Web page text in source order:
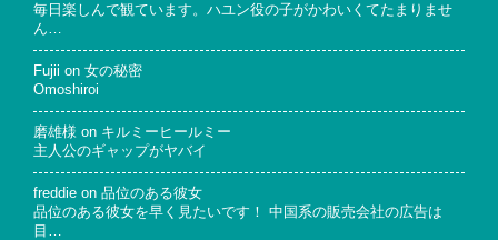
毎日楽しんで観ています。ハユン役の子がかわいくてたまりませ
ん…
Fujii on 女の秘密
Omoshiroi
磨雄様 on キルミーヒールミー
主人公のギャップがヤバイ
freddie on 品位のある彼女
品位のある彼女を早く見たいです！ 中国系の販売会社の広告は
目…